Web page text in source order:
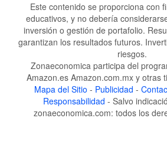
Este contenido se proporciona con
educativos, y no debería
inversión o gestión de portafolio.
garantizan los resultados futuros.
riesgos.
Zonaeconomica participa del
Amazon.es Amazon.com.mx y otras
Mapa del Sitio - Publicidad -
Responsabilidad - Salvo
zonaeconomica.com: todos los